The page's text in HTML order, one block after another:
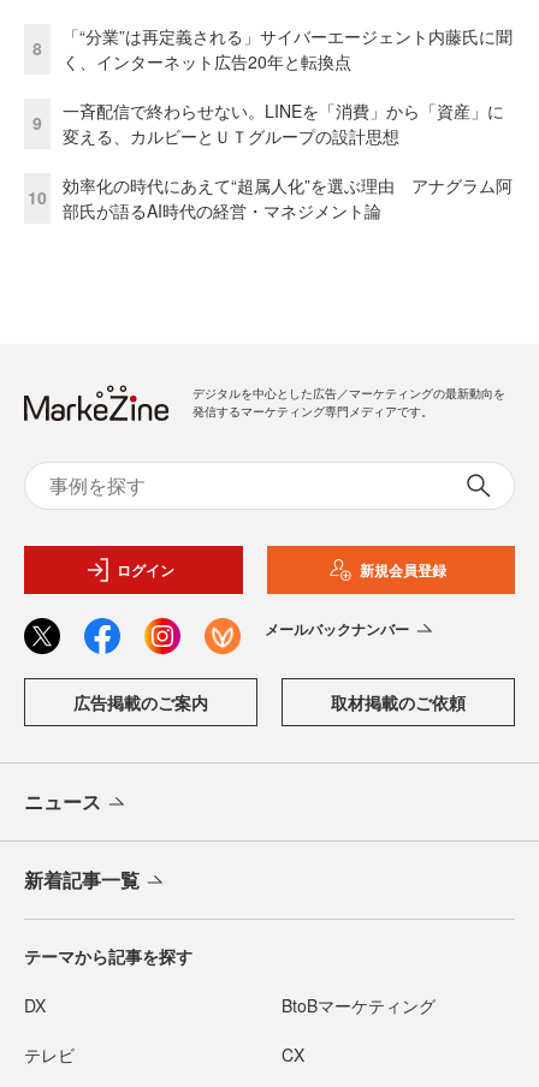
8
「“分業”は再定義される」サイバーエージェント内藤氏に聞
く、インターネット広告20年と転換点
9
一斉配信で終わらせない。LINEを「消費」から「資産」に
変える、カルビーとＵＴグループの設計思想
10
効率化の時代にあえて“超属人化”を選ぶ理由 アナグラム阿
部氏が語るAI時代の経営・マネジメント論
デジタルを中心とした広告／マーケティングの最新動向を
発信するマーケティング専門メディアです。
ログイン 新規会員登録
メールバックナンバー
広告掲載のご案内 取材掲載のご依頼
ニュース
新着記事一覧
テーマから記事を探す
DX BtoBマーケティング
テレビ CX